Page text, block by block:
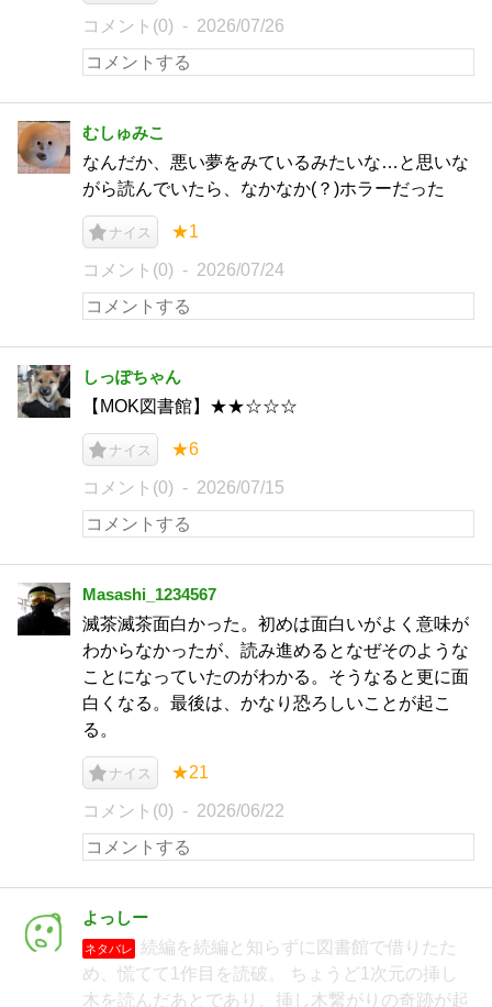
コメント(0) 2026/07/26
むしゅみこ
なんだか、悪い夢をみているみたいな…と思いな
がら読んでいたら、なかなか(？)ホラーだった
ナイス ★1
コメント(0) 2026/07/24
しっぽちゃん
【MOK図書館】★★☆☆☆
ナイス ★6
コメント(0) 2026/07/15
Masashi_1234567
滅茶滅茶面白かった。初めは面白いがよく意味が
わからなかったが、読み進めるとなぜそのような
ことになっていたのがわかる。そうなると更に面
白くなる。最後は、かなり恐ろしいことが起こ
る。
ナイス ★21
コメント(0) 2026/06/22
よっしー
ネタバレ
続編を続編と知らずに図書館で借りたた
め、慌てて1作目を読破。 ちょうど1次元の挿し
木を読んだあとであり、挿し木繋がりの奇跡が起